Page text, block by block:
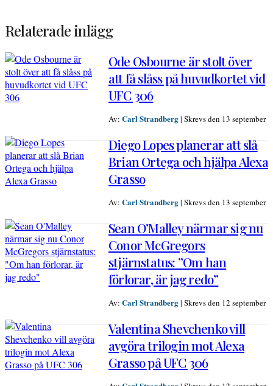
Relaterade inlägg
Ode Osbourne är stolt över
att få slåss på huvudkortet vid
UFC 306
Av: Carl Strandberg| Skrevs den 13 september
Diego Lopes planerar att slå
Brian Ortega och hjälpa Alexa
Grasso
Av: Carl Strandberg| Skrevs den 13 september
Sean O’Malley närmar sig nu
Conor McGregors
stjärnstatus: ”Om han
förlorar, är jag redo”
Av: Carl Strandberg| Skrevs den 12 september
Valentina Shevchenko vill
avgöra trilogin mot Alexa
Grasso på UFC 306